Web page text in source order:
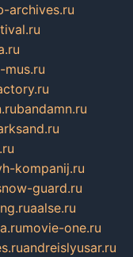
archives.ru
mus.ru
bandamn.ru
kompanij.ru
guard.ru
aalse.ru
movie-one.ru
andreislyusar.ru